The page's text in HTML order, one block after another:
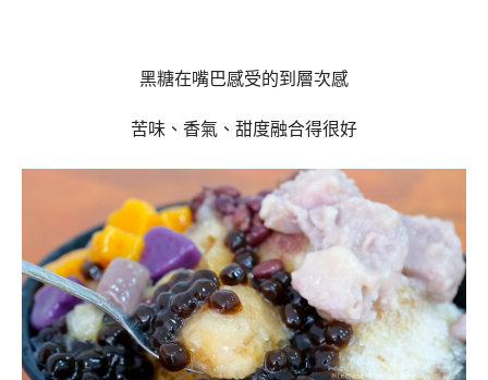
黑糖在嘴巴感受的到層次感
苦味、香氣、甜度融合得很好